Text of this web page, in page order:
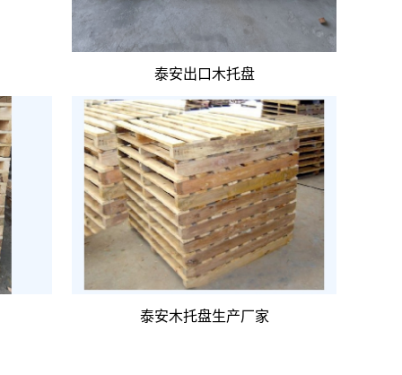
泰安出口木托盘
泰安木托盘生产厂家